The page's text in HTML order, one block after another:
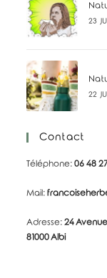
23
22
Contact
Téléphone:06 48
Mail:
Adresse:24
81000 Albi